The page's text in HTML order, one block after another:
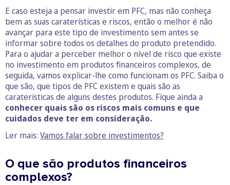
E caso esteja a pensar investir em PFC, mas não conheça
bem as suas caraterísticas e riscos, então o melhor é não
avançar para este tipo de investimento sem antes se
informar sobre todos os detalhes do produto pretendido.
Para o ajudar a perceber melhor o nível de risco que existe
no investimento em produtos financeiros complexos, de
seguida, vamos explicar-lhe como funcionam os PFC. Saiba o
que são, que tipos de PFC existem e quais são as
caraterísticas de alguns destes produtos. Fique ainda a
conhecer quais são os riscos mais comuns e que
cuidados deve ter em consideração.
Ler mais: Vamos falar sobre investimentos?
O que são produtos financeiros
complexos?